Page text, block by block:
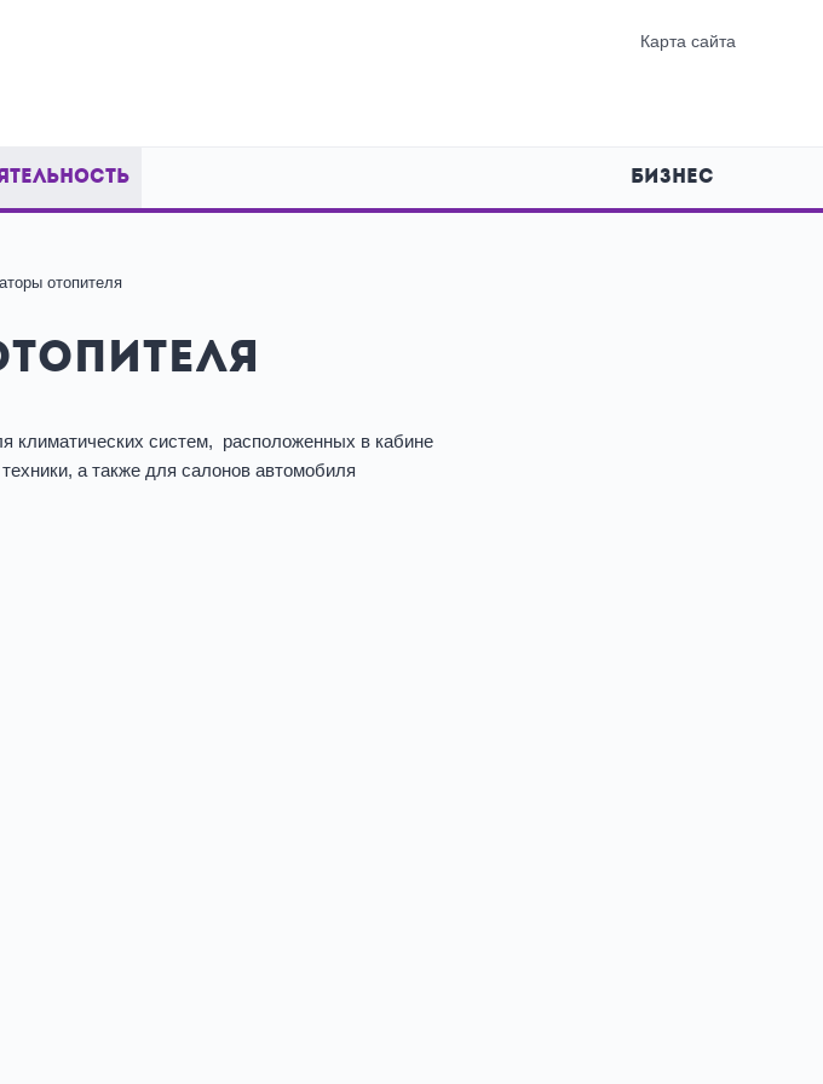
Карта сайта
БИЗНЕС
отопителя
климатических систем, расположенных в кабине
а также для салонов автомобиля